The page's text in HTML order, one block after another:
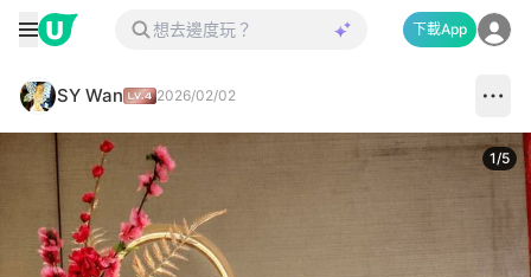
下載App
SY Wan 2026/02/02
1/5